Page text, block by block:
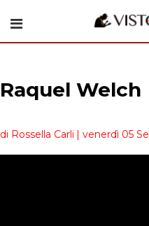
Raquel Welch
di Rossella Carli | venerdì 05